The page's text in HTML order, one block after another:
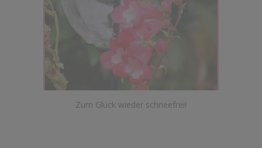
Zum Glück wieder schneefrei!